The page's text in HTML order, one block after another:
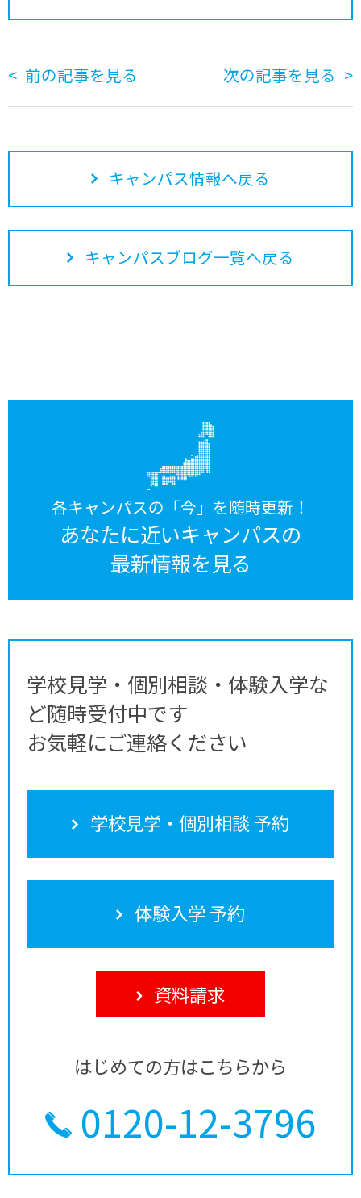
前の記事を見る 次の記事を見る
キャンパス情報へ戻る
キャンパスブログ一覧へ戻る
各キャンパスの「今」を随時更新！
あなたに近いキャンパスの
最新情報を見る
学校見学・個別相談・体験入学な
ど随時受付中です
お気軽にご連絡ください
学校見学・個別相談 予約
体験入学 予約
資料請求
はじめての方はこちらから
0120-12-3796